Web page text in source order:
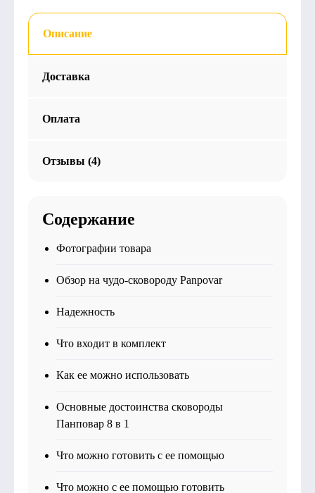
Описание
Доставка
Оплата
Отзывы (4)
Содержание
Фотографии товара
Обзор на чудо-сковороду Panpovar
Надежность
Что входит в комплект
Как ее можно использовать
Основные достоинства сковороды
Панповар 8 в 1
Что можно готовить с ее помощью
Что можно с ее помощью готовить